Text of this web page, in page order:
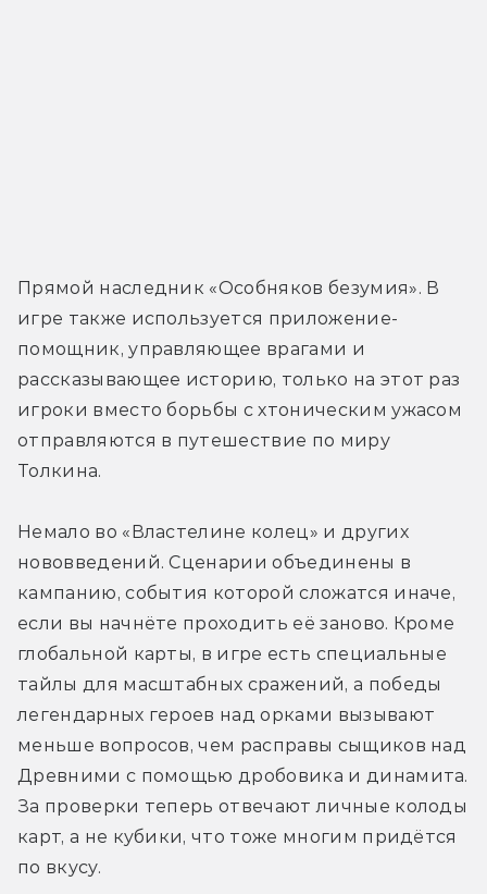
Прямой наследник «Особняков безумия». В
игре также используется приложение-
помощник, управляющее врагами и
рассказывающее историю, только на этот раз
игроки вместо борьбы с хтоническим ужасом
отправляются в путешествие по миру
Толкина.
Немало во «Властелине колец» и других
нововведений. Сценарии объединены в
кампанию, события которой сложатся иначе,
если вы начнёте проходить её заново. Кроме
глобальной карты, в игре есть специальные
тайлы для масштабных сражений, а победы
легендарных героев над орками вызывают
меньше вопросов, чем расправы сыщиков над
Древними с помощью дробовика и динамита.
За проверки теперь отвечают личные колоды
карт, а не кубики, что тоже многим придётся
по вкусу.